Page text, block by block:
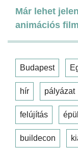
Már lehet
animációs
Budapest
hír pályázat
felújítás
buildecon